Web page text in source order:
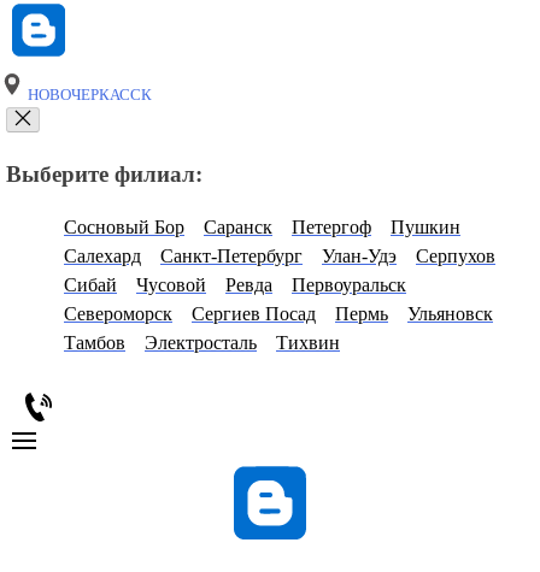
НОВОЧЕРКАССК
Выберите филиал:
Сосновый Бор Саранск Петергоф
Пушкин
Салехард
Санкт-Петербург Улан-Удэ
Серпухов
Сибай
Чусовой Ревда
Первоуральск
Североморск
Сергиев Посад Пермь
Ульяновск
Тамбов
Электросталь Тихвин